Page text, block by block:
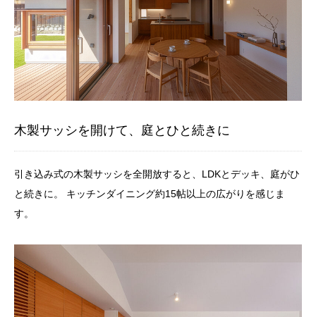
木製サッシを開けて、庭とひと続きに
引き込み式の木製サッシを全開放すると、LDKとデッキ、庭がひ
と続きに。 キッチンダイニング約15帖以上の広がりを感じま
す。